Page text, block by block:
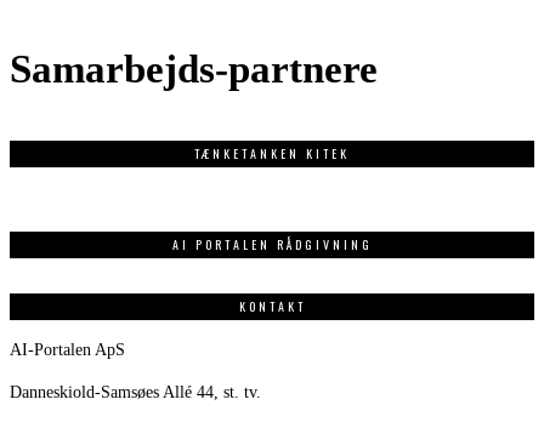
Samarbejds-partnere
TÆNKETANKEN KITEK
AI PORTALEN RÅDGIVNING
KONTAKT
AI-Portalen ApS
Danneskiold-Samsøes Allé 44, st. tv.